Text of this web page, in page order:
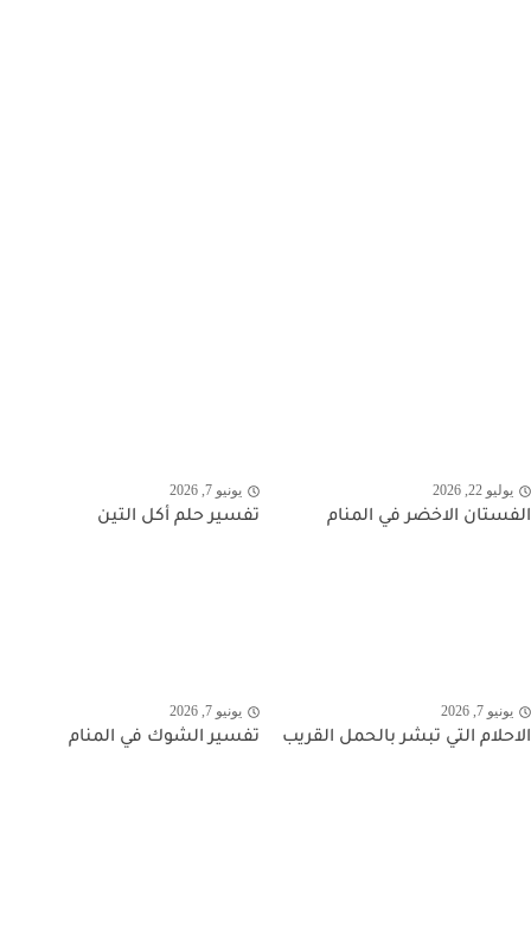
يوليو 22, 2026
الفستان الاخضر في المنام
يونيو 7, 2026
تفسير حلم أكل التين
يونيو 7, 2026
الاحلام التي تبشر بالحمل القريب
يونيو 7, 2026
تفسير الشوك في المنام